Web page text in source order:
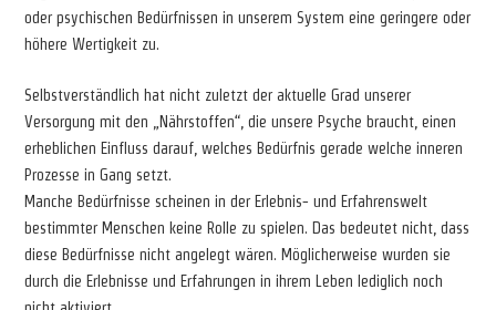
oder psychischen Bedürfnissen in unserem System eine geringere oder
höhere Wertigkeit zu.
Selbstverständlich hat nicht zuletzt der aktuelle Grad unserer
Versorgung mit den „Nährstoffen“, die unsere Psyche braucht, einen
erheblichen Einfluss darauf, welches Bedürfnis gerade welche inneren
Prozesse in Gang setzt.
Manche Bedürfnisse scheinen in der Erlebnis- und Erfahrenswelt
bestimmter Menschen keine Rolle zu spielen. Das bedeutet nicht, dass
diese Bedürfnisse nicht angelegt wären. Möglicherweise wurden sie
durch die Erlebnisse und Erfahrungen in ihrem Leben lediglich noch